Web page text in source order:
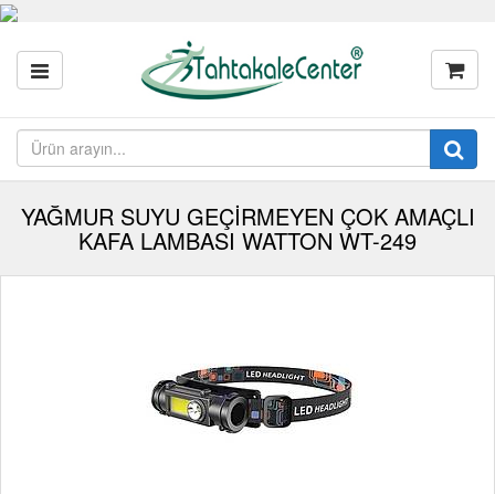
YAĞMUR SUYU GEÇİRMEYEN ÇOK AMAÇLI
KAFA LAMBASI WATTON WT-249